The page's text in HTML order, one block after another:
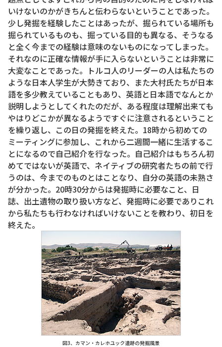
いけないのかがきちんと伝わらないということであった。
少し発掘を経験したことはあったが、掘られている場所も
掘られているものも、掘っている目的も異なる、そうなる
と全く今までの経験は意味のないものになってしまった。
それなのに正確な情報が手に入らないということは非常に
大変なことであった。トルコ人のリーダーの人は私たちの
ような日本人学生が大勢きており、また大村氏たちが日本
語を多少教えていることもあり、英語と日本語でなんとか
説明しようとしてくれたのだが、ある程度は理解出来ても
やはりどこかが異なるようですぐに注意されるということ
を繰り返し、この日の発掘を終えた。18時から初めての
ミーティングに参加し、これから二週間一緒に生活するこ
とになるので自己紹介を行なった。自己紹介はもちろん初
めてではないが英語で、ネイティブの研究者たちの前で行
うのは、今までのものとはことなり、自分の英語の未熟さ
が分かった。20時30分からは発掘時に必要なこと、日
誌、出土遺物の取り扱い方など、発掘時に必要でありこれ
から私たちも行わなければいけないことを教わり、初日を
終えた。
図3、カマン・カレホユック遺跡の発掘風景